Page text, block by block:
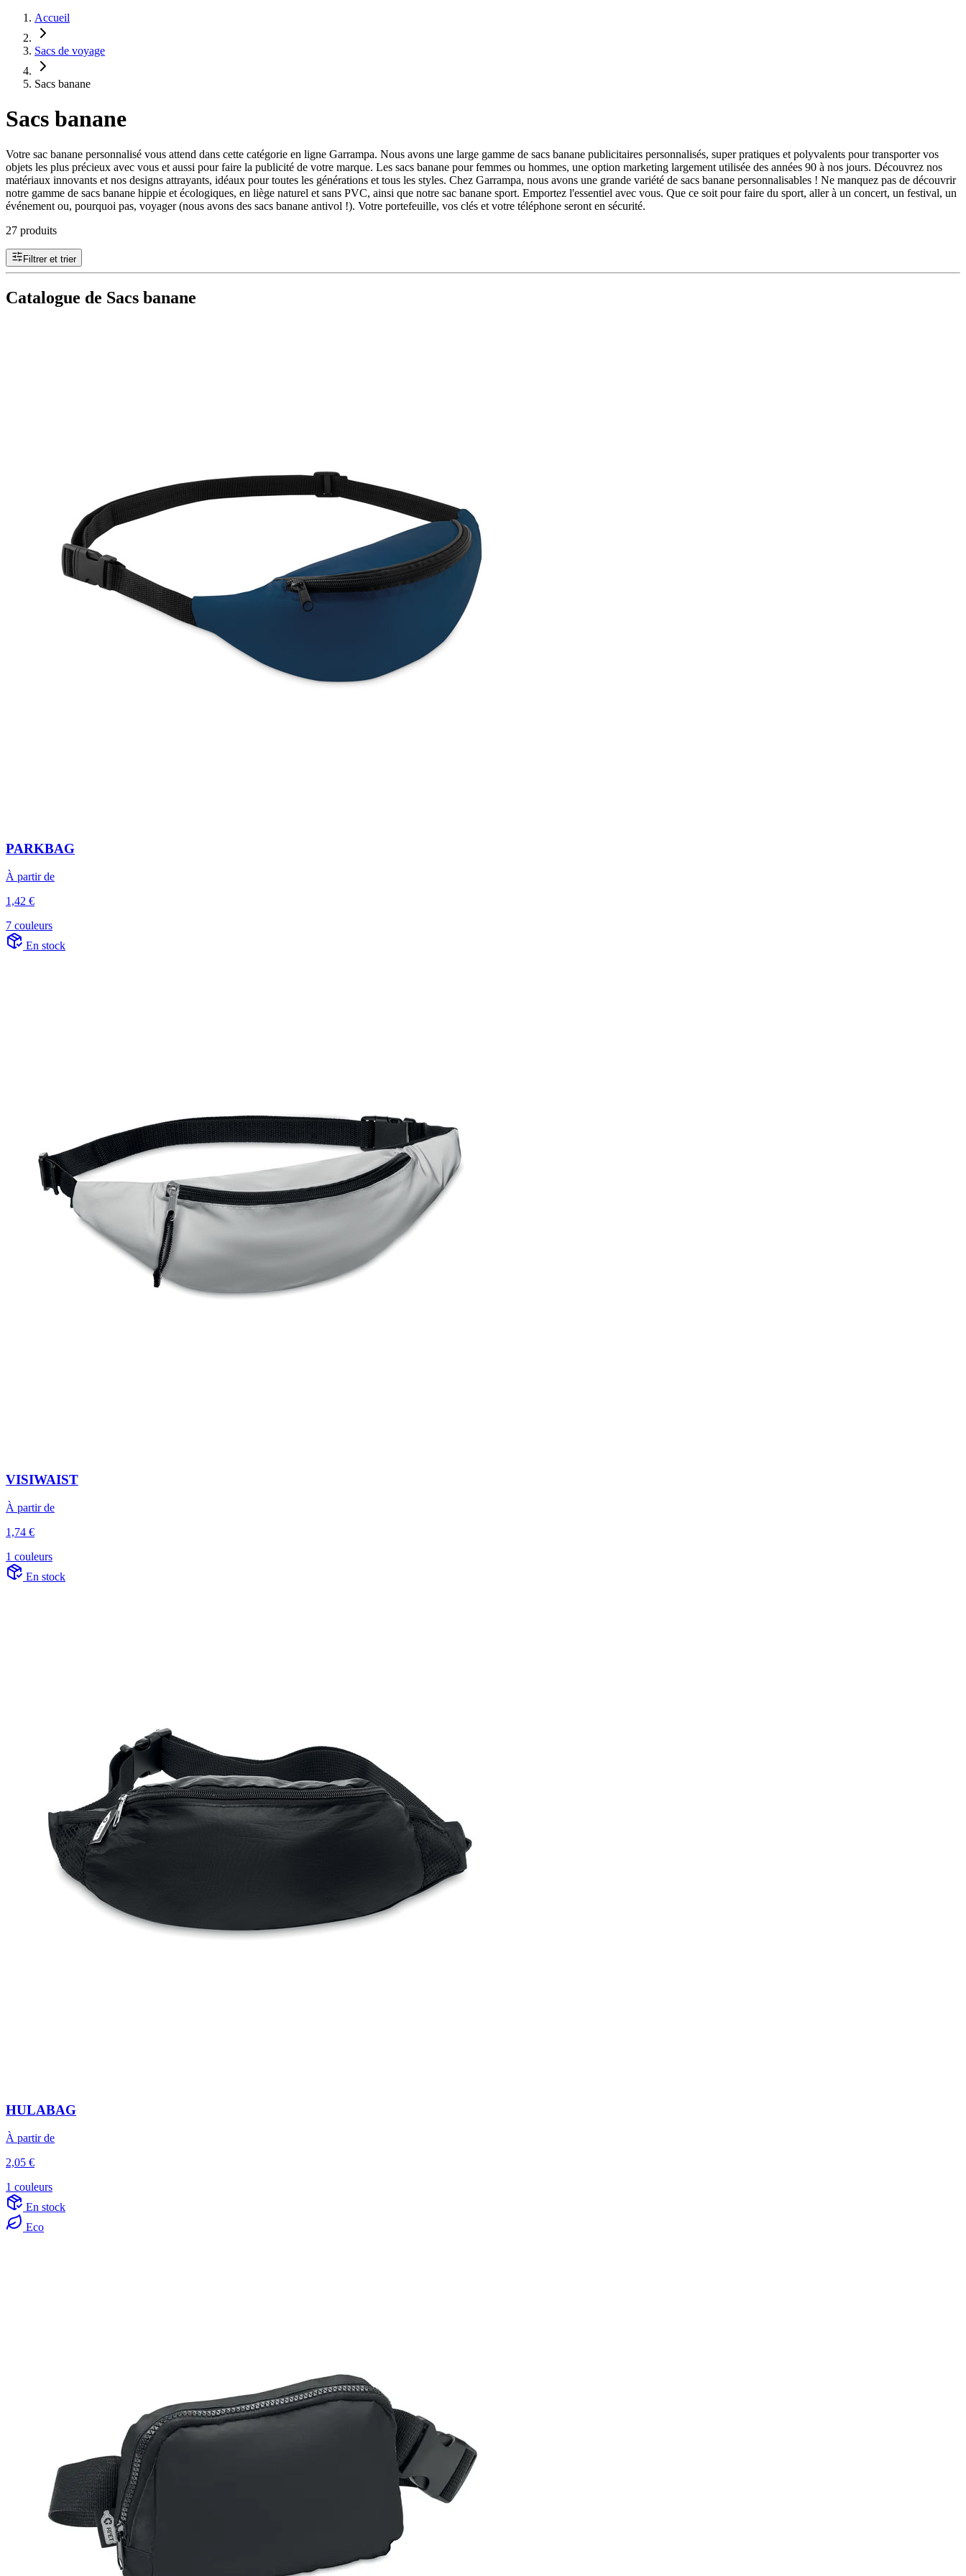
Accueil
Sacs de voyage
Sacs banane
Sacs banane
Votre sac banane personnalisé vous attend dans cette catégorie en ligne Garrampa. Nous avons une large gamme de sacs banane publicitaires personnalisés, super pratiques et polyvalents pour transporter vos
objets les plus précieux avec vous et aussi pour faire la publicité de votre marque. Les sacs banane pour femmes ou hommes, une option marketing largement utilisée des années 90 à nos jours. Découvrez nos
matériaux innovants et nos designs attrayants, idéaux pour toutes les générations et tous les styles. Chez Garrampa, nous avons une grande variété de sacs banane personnalisables ! Ne manquez pas de découvrir
notre gamme de sacs banane hippie et écologiques, en liège naturel et sans PVC, ainsi que notre sac banane sport. Emportez l'essentiel avec vous. Que ce soit pour faire du sport, aller à un concert, un festival, un
événement ou, pourquoi pas, voyager (nous avons des sacs banane antivol !). Votre portefeuille, vos clés et votre téléphone seront en sécurité.
27 produits
Filtrer et trier
Catalogue de Sacs banane
PARKBAG
À partir de
1,42 €
7 couleurs
En stock
VISIWAIST
À partir de
1,74 €
1 couleurs
En stock
HULABAG
À partir de
2,05 €
1 couleurs
En stock
Eco